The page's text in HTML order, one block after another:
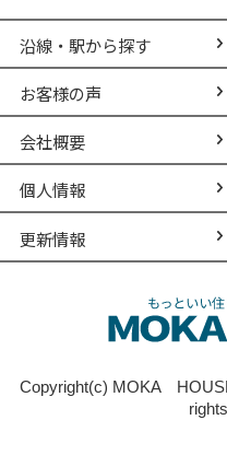
沿線・駅から探す
お客様の声
会社概要
個人情報
更新情報
Copyright(c) MOKA